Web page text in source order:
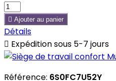
 Ajouter au panier
Détails
 Expédition sous 5-7 jours
Référence: 6S0FC7U52Y